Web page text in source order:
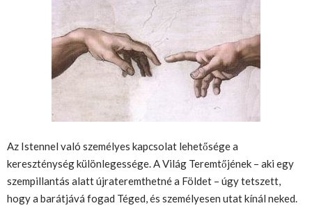
Az Istennel való személyes kapcsolat lehetősége a
kereszténység különlegessége. A Világ Teremtőjének – aki egy
szempillantás alatt újrateremthetné a Földet – úgy tetszett,
hogy a barátjává fogad Téged, és személyesen utat kínál neked.